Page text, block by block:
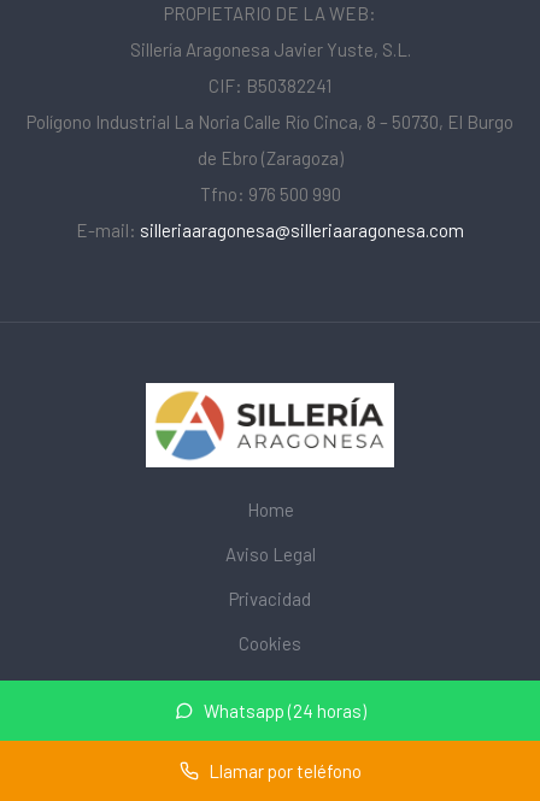
Whatsapp (24 horas)
Llamar por teléfono
PROPIETARIO DE LA WEB:
Sillería Aragonesa Javier Yuste, S.L.
CIF: B50382241
Polígono Industrial La Noria Calle Río Cinca, 8 – 50730, El Burgo
de Ebro (Zaragoza)
Tfno: 976 500 990
E-mail: silleriaaragonesa@silleriaaragonesa.com
Home
Aviso Legal
Privacidad
Cookies
© 2026 mobiliarioescolar.site · Web de mobiliario escolar cerca